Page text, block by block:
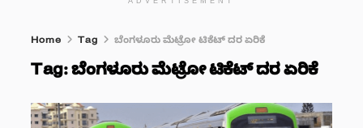
Home Tag ಬೆಂಗಳೂರು ಮೆಟ್ರೋ ಟಿಕೆಟ್ ದರ ಏರಿಕೆ
Tag:ಬೆಂಗಳೂರು ಮೆಟ್ರೋ ಟಿಕೆಟ್ ದರ ಏರಿಕೆ